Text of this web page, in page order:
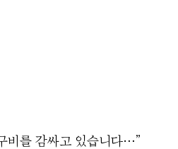
비를 감싸고 있습니다…”